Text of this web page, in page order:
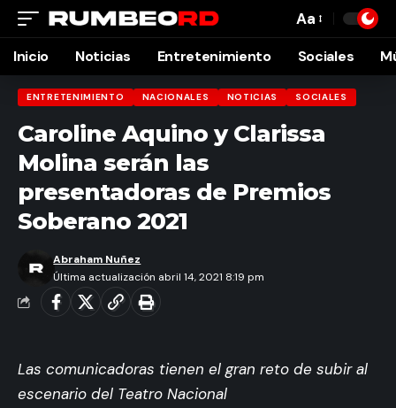
Font
Resizer
Aa
Inicio Noticias Entretenimiento Sociales
ENTRETENIMIENTO NACIONALES NOTICIAS SOCIALES
Caroline Aquino y Clarissa
Molina serán las
presentadoras de Premios
Soberano 2021
Última actualización abril 14, 2021 8:19 pm
Abraham Nuñez
Las comunicadoras tienen el gran reto de subir al
escenario del Teatro Nacional